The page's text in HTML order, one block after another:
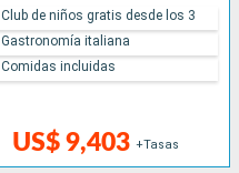
US$ 9,403 +Tasas
Club de niños gratis desde los 3
Gastronomía italiana
Comidas incluidas